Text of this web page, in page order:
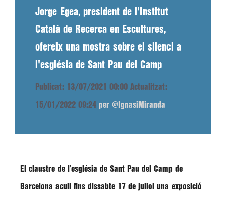
Jorge Egea, president de l'Institut
Català de Recerca en Escultures,
ofereix una mostra sobre el silenci a
l'església de Sant Pau del Camp
Publicat: 13/07/2021 00:00 Actualitzat:
15/01/2022 09:24 per @IgnasiMiranda
El claustre de l’església de Sant Pau del Camp de
Barcelona acull fins dissabte 17 de juliol una exposició